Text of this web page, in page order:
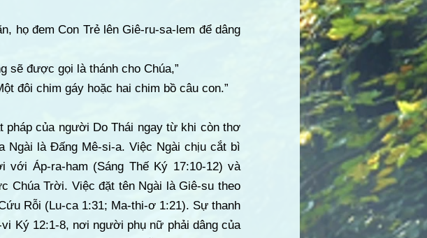
họ đem Con Trẻ lên Giê-ru-sa-lem để dâng
sẽ được gọi là thánh cho Chúa,”
đôi chim gáy hoặc hai chim bồ câu con.”
pháp của người Do Thái ngay từ khi còn thơ
Ngài là Đấng Mê-si-a. Việc Ngài chịu cắt bì
Áp-ra-ham (Sáng Thế Ký 17:10-12) và
Trời. Việc đặt tên Ngài là Giê-su theo
Rỗi (Lu-ca 1:31; Ma-thi-ơ 1:21). Sự thanh
Ký 12:1-8, nơi người phụ nữ phải dâng của